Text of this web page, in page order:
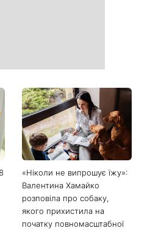
«Вона точно вагітна»: нові
кадри Зендеї з Томом
Голландом викликали
шквал здогадок